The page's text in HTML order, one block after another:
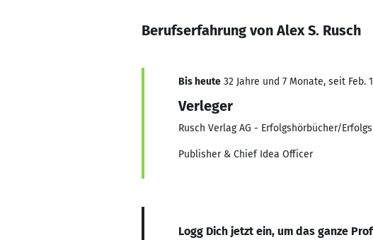
Berufserfahrung von Alex S. Rusch
Bis heute 32 Jahre und 7 Monate, seit Feb.
Verleger
Rusch Verlag AG - Erfolgshörbücher/
Publisher & Chief Idea Officer
Logg Dich jetzt ein, um das ganze